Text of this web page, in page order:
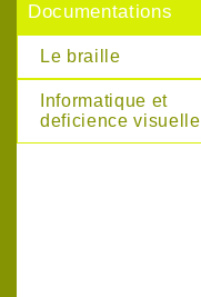
Documentations
Le braille
Informatique et
deficience visuelle